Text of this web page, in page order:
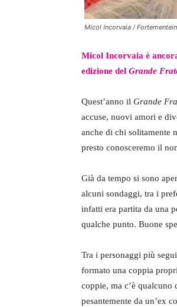
Micol Incorvaia / Fortementein
Micol Incorvaia è
edizione del Grande
Quest’anno il Grande
accuse, nuovi amori e
anche di chi solitamente
presto conosceremo il
Già da tempo si sono
alcuni sondaggi, tra i
infatti era partita da una
qualche punto. Buone
Tra i personaggi più
formato una coppia
coppie, ma c’è qualcuno
pesantemente da un’ex